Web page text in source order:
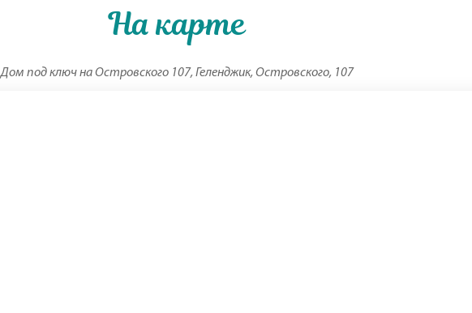
На карте
Дом под ключ на Островского 107, Геленджик, Островского, 107